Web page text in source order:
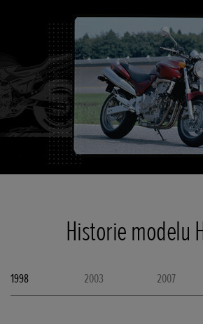
Historie modelu
1998 2003 2007